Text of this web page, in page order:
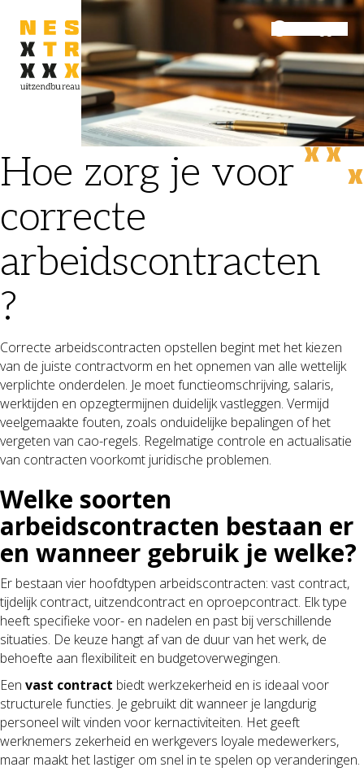
Hoe zorg je voor
correcte
arbeidscontracten
?
Correcte arbeidscontracten opstellen begint met het kiezen
van de juiste contractvorm en het opnemen van alle wettelijk
verplichte onderdelen. Je moet functieomschrijving, salaris,
werktijden en opzegtermijnen duidelijk vastleggen. Vermijd
veelgemaakte fouten, zoals onduidelijke bepalingen of het
vergeten van cao-regels. Regelmatige controle en actualisatie
van contracten voorkomt juridische problemen.
Welke soorten
arbeidscontracten bestaan er
en wanneer gebruik je welke?
Er bestaan vier hoofdtypen arbeidscontracten: vast contract,
tijdelijk contract, uitzendcontract en oproepcontract. Elk type
heeft specifieke voor- en nadelen en past bij verschillende
situaties. De keuze hangt af van de duur van het werk, de
behoefte aan flexibiliteit en budgetoverwegingen.
Een vast contract biedt werkzekerheid en is ideaal voor
structurele functies. Je gebruikt dit wanneer je langdurig
personeel wilt vinden voor kernactiviteiten. Het geeft
werknemers zekerheid en werkgevers loyale medewerkers,
maar maakt het lastiger om snel in te spelen op veranderingen.